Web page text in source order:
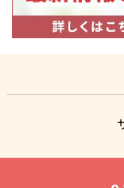
よく贈られる花
8月の誕生花(トル